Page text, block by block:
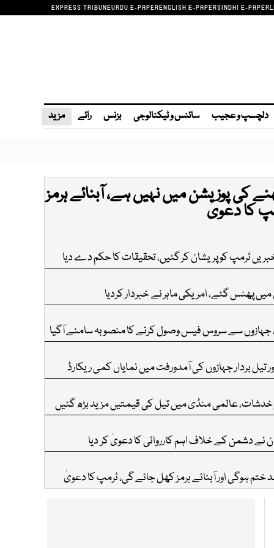
EXPRESS TRIBUNEURDU E-PAPERENGLISH E-PAPERSINDHI E-PAPER
دلچسپ و عجیب سائنس و ٹیکنالوجی بزنس رائے مزید
کی پوزیشن میں نہیں ہے، آبنائے ہرمز
کا دعویٰ
ٹرمپ کو پریشان کر گئیں، تحقیقات کا حکم دے دیا
پھنس گئے، امریکی ماہر نے خبردار کردیا
جہازوں سے سروس فیس وصول کرنے کا منصوبہ سامنے آگیا
تیل بردار جہازوں کی آمدورفت میں نمایاں کمی ریکارڈ
خدشات، عالمی منڈی میں تیل کی قیمتیں مزید بڑھ گئیں
نے دشمن کے خلاف اہم کارروائی کا دعویٰ کر دیا
ہوگی اور آبنائے ہرمز کھل جائے گی، ٹرمپ کا دعویٰ
کر رہا ہے‘، ایران کے چیف مذاکرات کار کی ٹرمپ پر سخت تنقید